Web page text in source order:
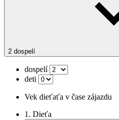
2 dospelí
dospelí
deti
Vek dieťaťa v čase zájazdu
1. Dieťa